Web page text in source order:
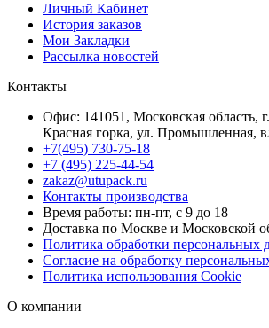
Личный Кабинет
История заказов
Мои Закладки
Рассылка новостей
Контакты
Офис: 141051, Московская область,
Красная горка, ул. Промышленная,
+7(495) 730-75-18
+7 (495) 225-44-54
zakaz@utupack.ru
Контакты производства
Время работы: пн-пт, с 9 до 18
Доставка по Москве и Московской
Политика обработки персональных
Согласие на обработку
Политика использования Cookie
О компании